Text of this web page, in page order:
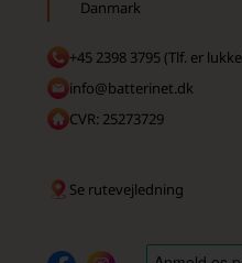
Danmark
+45 2398 3795 (Tlf. er
info@batterinet.dk
CVR: 25273729
Se rutevejledning